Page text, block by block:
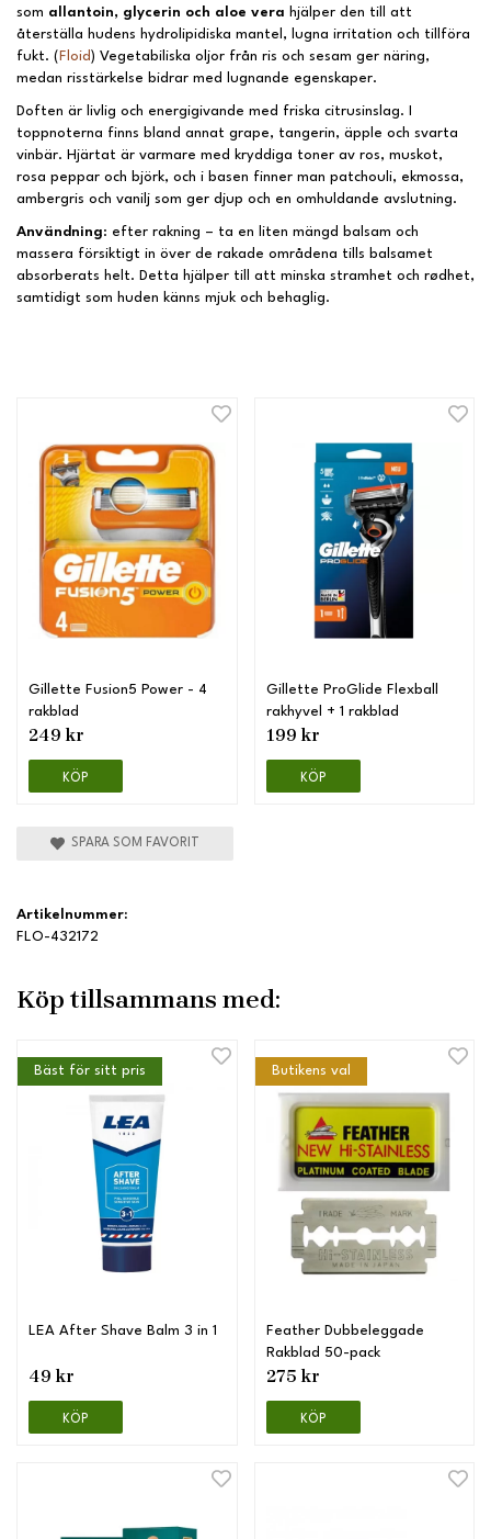
som allantoin, glycerin och aloe vera hjälper den till att
återställa hudens hydrolipidiska mantel, lugna irritation och tillföra
fukt. ( Floid) Vegetabiliska oljor från ris och sesam ger näring,
medan risstärkelse bidrar med lugnande egenskaper.
Doften är livlig och energigivande med friska citrusinslag. I
toppnoterna finns bland annat grape, tangerin, äpple och svarta
vinbär. Hjärtat är varmare med kryddiga toner av ros, muskot,
rosa peppar och björk, och i basen finner man patchouli, ekmossa,
ambergris och vanilj som ger djup och en omhuldande avslutning.
Användning: efter rakning – ta en liten mängd balsam och
massera försiktigt in över de rakade områdena tills balsamet
absorberats helt. Detta hjälper till att minska stramhet och rødhet,
samtidigt som huden känns mjuk och behaglig.
Gillette Fusion5 Power - 4
rakblad
249 kr
KÖP
Gillette ProGlide Flexball
rakhyvel + 1 rakblad
199 kr
KÖP
SPARA SOM FAVORIT
Artikelnummer:
FLO-432172
Köp tillsammans med:
Bäst för sitt pris
LEA After Shave Balm 3 in 1
49 kr
KÖP
Butikens val
Feather Dubbeleggade
Rakblad 50-pack
275 kr
KÖP